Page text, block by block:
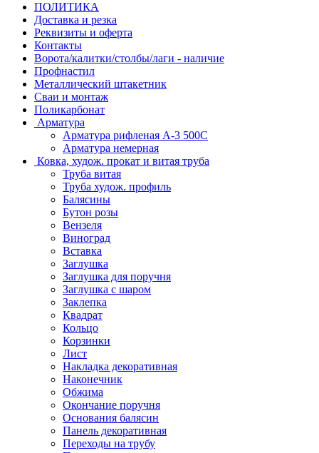
ПОЛИТИКА
Доставка и резка
Реквизиты и оферта
Контакты
Ворота/калитки/столбы/лаги - наличие
Профнастил
Металлический штакетник
Сваи и монтаж
Поликарбонат
Арматура
Арматура рифленая А-3 500С
Арматура немерная
Ковка, худож. прокат и витая труба
Труба витая
Труба худож. профиль
Балясины
Бутон розы
Вензеля
Виноград
Вставка
Заглушка
Заглушка для поручня
Заглушка с шаром
Заклепка
Квадрат
Кольцо
Корзинки
Лист
Накладка декоративная
Наконечник
Обжима
Окончание поручня
Основания балясин
Панель декоративная
Переходы на трубу